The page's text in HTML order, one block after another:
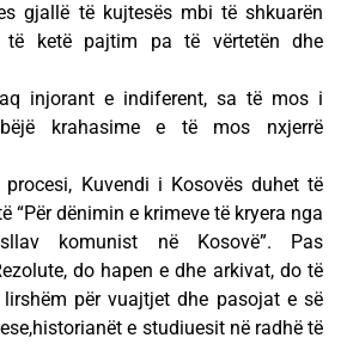
gjallë të kujtesës mbi të shkuarën
të ketë pajtim pa të vërtetën dhe
injorant e indiferent, sa të mos i
krahasime e të mos nxjerrë
Kuvendi i Kosovës duhet të
“Për dënimin e krimeve të kryera nga
komunist në Kosovë”. Pas
do hapen e dhe arkivat, do të
për vuajtjet dhe pasojat e së
e studiuesit në radhë të